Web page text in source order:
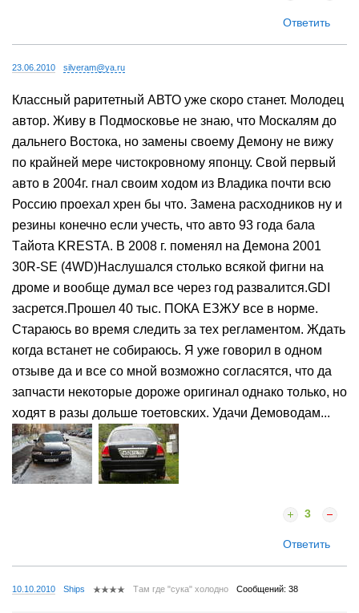
Ответить
23.06.2010 silveram@ya.ru
Классный раритетный АВТО уже скоро станет. Молодец
автор. Живу в Подмосковье не знаю, что Москалям до
дальнего Востока, но замены своему Демону не вижу
по крайней мере чистокровному японцу. Свой первый
авто в 2004г. гнал своим ходом из Владика почти всю
Россию проехал хрен бы что. Замена расходников ну и
резины конечно если учесть, что авто 93 года бала
Tайота KRESTA. В 2008 г. поменял на Демона 2001
30R-SE (4WD)Наслушался столько всякой фигни на
дроме и вообще думал все через год развалится.GDI
засрется.Прошел 40 тыс. ПОКА ЕЗЖУ все в норме.
Стараюсь во время следить за тех регламентом. Ждать
когда встанет не собираюсь. Я уже говорил в одном
отзыве да и все со мной возможно согласятся, что да
запчасти некоторые дороже оригинал однако только, но
ходят в разы дольше тоетовских. Удачи Демоводам...
3
Ответить
10.10.2010 Ships Там где "сука" холодно Сообщений: 38